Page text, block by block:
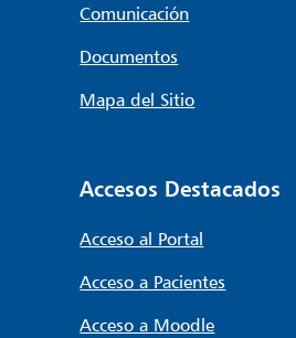
Comunicación
Documentos
Mapa del Sitio
Accesos Destacados
Acceso al Portal
Acceso a Pacientes
Acceso a Moodle